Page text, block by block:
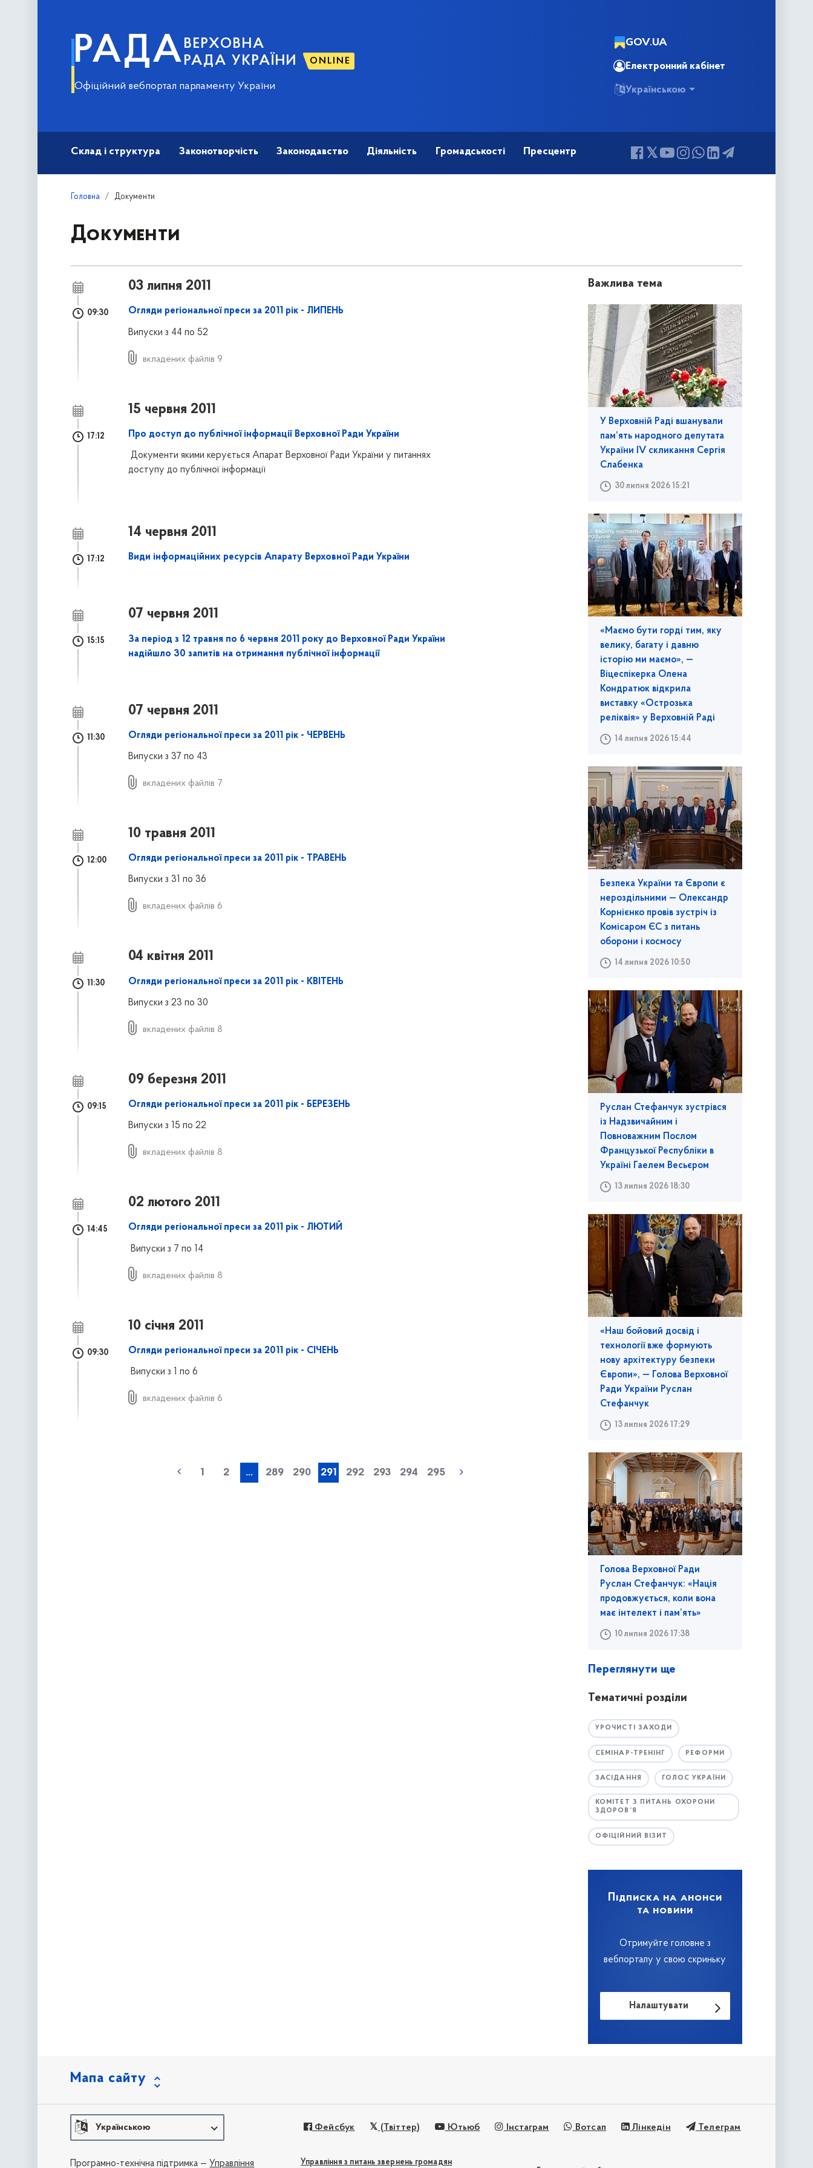
РАДА ВЕРХОВНА
РАДА УКРАЇНИ
ONLINE
Офіційний вебпортал парламенту України
GOV.UA
Електронний кабінет
Українською
Склад і структура Законотворчість Законодавство Діяльність Громадськості Пресцентр
Головна Документи
Документи
03 липня 2011
09:30 Огляди регіональної преси за 2011 рік - ЛИПЕНЬ
Випуски з 44 по 52
вкладених файлів 9
15 червня 2011
17:12 Про доступ до публічної інформації Верховної Ради України
Документи якими керується Апарат Верховної Ради України у питаннях
доступу до публічної інформації
14 червня 2011
17:12 Види інформаційних ресурсів Апарату Верховної Ради України
07 червня 2011
15:15
За період з 12 травня по 6 червня 2011 року до Верховної Ради України
надійшло 30 запитів на отримання публічної інформації
07 червня 2011
11:30 Огляди регіональної преси за 2011 рік - ЧЕРВЕНЬ
Випуски з 37 по 43
вкладених файлів 7
10 травня 2011
12:00 Огляди регіональної преси за 2011 рік - ТРАВЕНЬ
Випуски з 31 по 36
вкладених файлів 6
04 квітня 2011
11:30 Огляди регіональної преси за 2011 рік - КВІТЕНЬ
Випуски з 23 по 30
вкладених файлів 8
09 березня 2011
09:15 Огляди регіональної преси за 2011 рік - БЕРЕЗЕНЬ
Випуски з 15 по 22
вкладених файлів 8
02 лютого 2011
14:45 Огляди регіональної преси за 2011 рік - ЛЮТИЙ
Випуски з 7 по 14
вкладених файлів 8
10 січня 2011
09:30 Огляди регіональної преси за 2011 рік - СІЧЕНЬ
Випуски з 1 по 6
вкладених файлів 6
« попередня
1 2 ... 289 290 291 292 293 294 295
наступна »
Важлива тема
У Верховній Раді вшанували
пам’ять народного депутата
України IV скликання Сергія
Слабенка
30 липня 2026 15:21
«Маємо бути горді тим, яку
велику, багату і давню
історію ми маємо», —
Віцеспікерка Олена
Кондратюк відкрила
виставку «Острозька
реліквія» у Верховній Раді
14 липня 2026 15:44
Безпека України та Європи є
нероздільними — Олександр
Корнієнко провів зустріч із
Комісаром ЄС з питань
оборони і космосу
14 липня 2026 10:50
Руслан Стефанчук зустрівся
із Надзвичайним і
Повноважним Послом
Французької Республіки в
Україні Гаелем Весьєром
13 липня 2026 18:30
«Наш бойовий досвід і
технології вже формують
нову архітектуру безпеки
Європи», — Голова Верховної
Ради України Руслан
Стефанчук
13 липня 2026 17:29
Голова Верховної Ради
Руслан Стефанчук: «Нація
продовжується, коли вона
має інтелект і пам’ять»
10 липня 2026 17:38
Переглянути ще
Тематичні розділи
УРОЧИСТІ ЗАХОДИ
СЕМІНАР-ТРЕНІНГ РЕФОРМИ
ЗАСІДАННЯ ГОЛОС УКРАЇНИ
КОМІТЕТ З ПИТАНЬ ОХОРОНИ
ЗДОРОВ’Я
ОФІЦІЙНИЙ ВІЗИТ
Підписка на анонси
та новини
Отримуйте головне з
вебпорталу у свою скриньку
Налаштувати
Мапа сайту
Українською Фейсбук (Твіттер) Ютьюб Інстаграм Вотсап Лінкедін Телеграм
Управління з питань звернень громадян
Програмно-технічна підтримка — Управління